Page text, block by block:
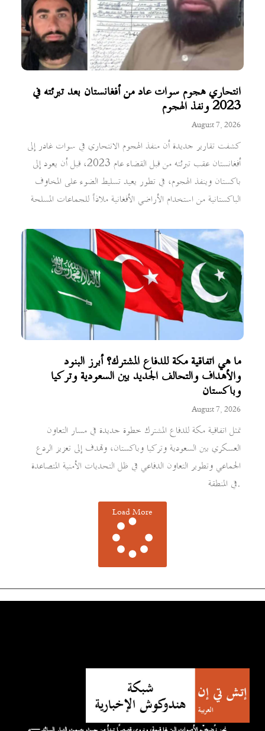
انتحاري هجوم سوات عاد من أفغانستان بعد تبرئته في
2023 ونفذ الهجوم
August 7, 2026
كشفت تقارير جديدة أن منفذ الهجوم الانتحاري في سوات غادر إلى
أفغانستان عقب تبرئته من قبل القضاء عام 2023، قبل أن يعود إلى
باكستان وينفذ الهجوم، في تطور يعيد تسليط الضوء على المخاوف
الباكستانية من استخدام الأراضي الأفغانية ملاذاً للجماعات المسلحة
ما هي اتفاقية مكة للدفاع المشترك؟ أبرز البنود
والأهداف والتحالف الجديد بين السعودية وتركيا
وباكستان
August 7, 2026
تمثل اتفاقية مكة للدفاع المشترك خطوة جديدة في مسار التعاون
العسكري بين السعودية وتركيا وباكستان، وتهدف إلى تعزيز الردع
الجماعي وتطوير التعاون الدفاعي في ظل التحديات الأمنية المتصاعدة
في المنطقة.
Load More